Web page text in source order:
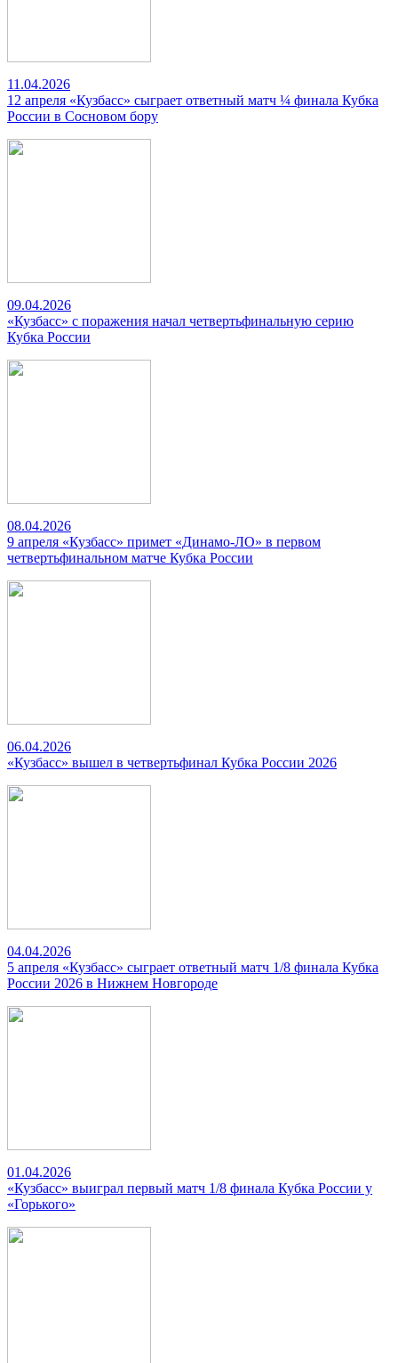
11.04.2026
12 апреля «Кузбасс» сыграет ответный матч ¼ финала Кубка
России в Сосновом бору
09.04.2026
«Кузбасс» с поражения начал четвертьфинальную серию
Кубка России
08.04.2026
9 апреля «Кузбасс» примет «Динамо-ЛО» в первом
четвертьфинальном матче Кубка России
06.04.2026
«Кузбасс» вышел в четвертьфинал Кубка России 2026
04.04.2026
5 апреля «Кузбасс» сыграет ответный матч 1/8 финала Кубка
России 2026 в Нижнем Новгороде
01.04.2026
«Кузбасс» выиграл первый матч 1/8 финала Кубка России у
«Горького»